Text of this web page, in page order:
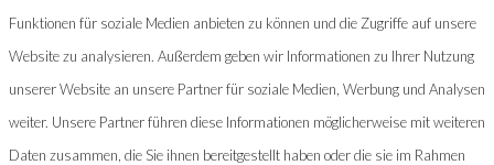
Funktionen für soziale Medien anbieten zu können und die Zugriffe auf unsere
Website zu analysieren. Außerdem geben wir Informationen zu Ihrer Nutzung
unserer Website an unsere Partner für soziale Medien, Werbung und Analysen
weiter. Unsere Partner führen diese Informationen möglicherweise mit weiteren
Daten zusammen, die Sie ihnen bereitgestellt haben oder die sie im Rahmen